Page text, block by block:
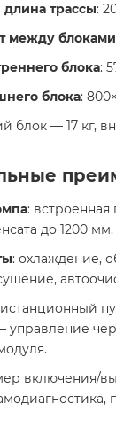
трассы:
между блоками
блока:
блока:
блок — 17 кг,
:
до 1200 мм.
: охлаждение,
управление
включения/